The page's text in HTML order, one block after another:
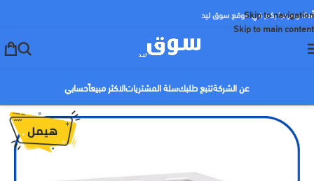
Skip to navigation
Skip to main content
أهلا ومرحبا بكم في موقع سوق ليد
عن الشركةتتبع طلبكسلة المشترياتالاكثر مبيعاًحسابي